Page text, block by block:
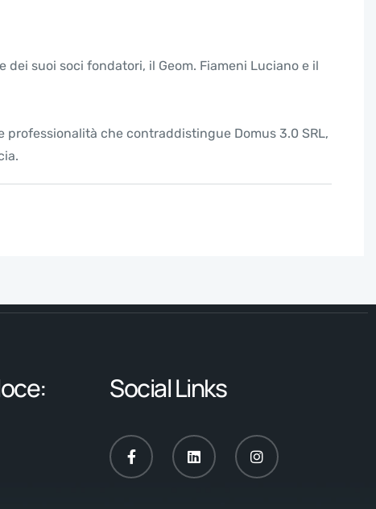
suoi soci fondatori, il Geom. Fiameni Luciano e il
che contraddistingue Domus 3.0 SRL,
Social Links